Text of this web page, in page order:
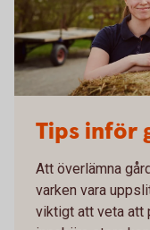
Tips inför
Att överlämna
varken vara
viktigt att veta att